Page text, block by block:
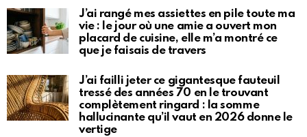
J’ai rangé mes assiettes en pile toute ma
vie : le jour où une amie a ouvert mon
placard de cuisine, elle m’a montré ce
que je faisais de travers
J’ai failli jeter ce gigantesque fauteuil
tressé des années 70 en le trouvant
complètement ringard : la somme
hallucinante qu’il vaut en 2026 donne le
vertige